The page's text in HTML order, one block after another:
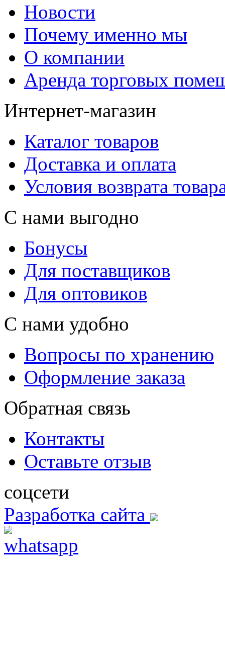
Новости
Почему именно мы
О компании
Аренда торговых
Интернет-магазин
Каталог товаров
Доставка и оплата
Условия возврата
С нами выгодно
Бонусы
Для поставщиков
Для оптовиков
С нами удобно
Вопросы по хранению
Оформление заказа
Обратная связь
Контакты
Оставьте отзыв
соцсети
Разработка сайта